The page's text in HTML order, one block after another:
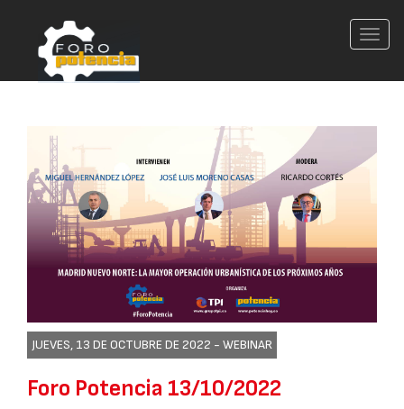
JUEVES, 13 DE OCTUBRE DE 2022 - WEBINAR
Foro Potencia 13/10/2022